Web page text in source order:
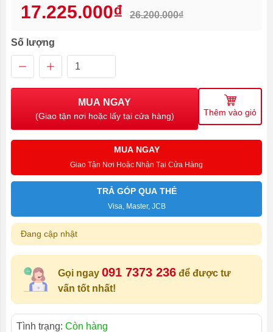
17.225.000₫ 26.200.000₫
Số lượng
MUA NGAY
(Giao tận nơi hoặc lấy tại cửa hàng) Thêm vào giỏ
MUA NGAY
Giao Tận Nơi Hoặc Nhận Tại Cửa Hàng
TRẢ GÓP QUA THẺ
Visa, Master, JCB
Đang cập nhật
Gọi ngay 091 7373 236 để được tư
vấn tốt nhất!
Tình trạng: Còn hàng